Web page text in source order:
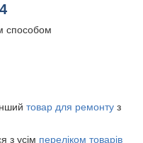
способом
товар для ремонту з
з усім переліком товарів